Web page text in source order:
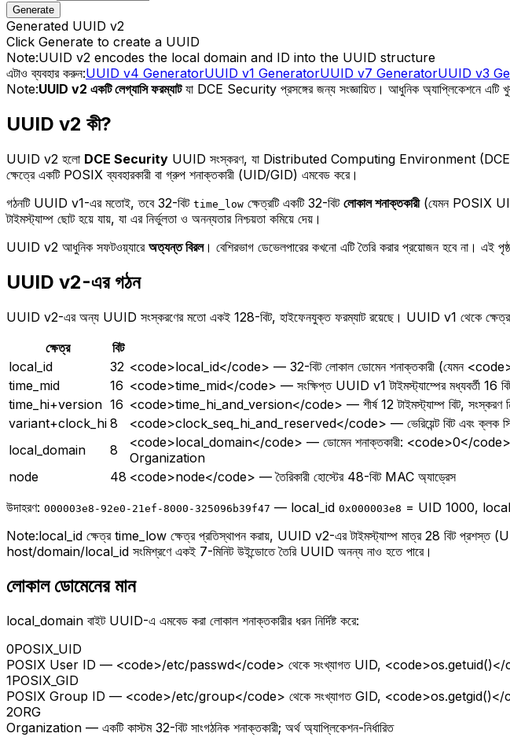
Generate
Generated UUID v2
Click Generate to create a UUID
Note:UUID v2 encodes the local domain and ID into the UUID structure
এটাও ব্যবহার করুন:UUID v4 GeneratorUUID v1 GeneratorUUID v7 GeneratorUUID v3
Note:UUID v2 একটি লেগ্যাসি ফরম্যাটযা DCE Security প্রসঙ্গের জন্য সংজ্ঞায়িত। আধুনিক অ্যাপ্লিকেশনে এটি
UUID v2 কী?
UUID v2 হলো DCE Security UUID সংস্করণ, যা Distributed Computing Environment (DCE)
ক্ষেত্রে একটি POSIX ব্যবহারকারী বা গ্রুপ শনাক্তকারী (UID/GID) এমবেড করে।
গঠনটি UUID v1-এর মতোই, তবে 32-বিট time_low ক্ষেত্রটি একটি 32-বিট লোকাল শনাক্তকারী(যেমন POSIX
টাইমস্ট্যাম্প ছোট হয়ে যায়, যা এর নির্ভুলতা ও অনন্যতার নিশ্চয়তা কমিয়ে দেয়।
UUID v2 আধুনিক সফটওয়্যারে অত্যন্ত বিরল। বেশিরভাগ ডেভেলপারের কখনো এটি তৈরি করার প্রয়োজন হবে না। এই
UUID v2-এর গঠন
UUID v2-এর অন্য UUID সংস্করণের মতো একই 128-বিট, হাইফেনযুক্ত ফরম্যাট রয়েছে। UUID v1 থেকে
ক্ষেত্র
বিট
local_id
32 <code>local_id</code> — 32-বিট লোকাল ডোমেন শনাক্তকারী (যেমন
time_mid
16 <code>time_mid</code> — সংক্ষিপ্ত UUID v1 টাইমস্ট্যাম্পের মধ্যবর্তী 16
time_hi+version 16 <code>time_hi_and_version</code> — শীর্ষ 12 টাইমস্ট্যাম্প বিট,
variant+clock_hi 8
<code>clock_seq_hi_and_reserved</code> — ভেরিয়েন্ট বিট এবং ক্লক
local_domain
8
<code>local_domain</code> — ডোমেন শনাক্তকারী: <code>0</
Organization
node
48 <code>node</code> — তৈরিকারী হোস্টের 48-বিট MAC অ্যাড্রেস
উদাহরণ: 000003e8-92e0-21ef-8000-325096b39f47 — local_id 0x000003e8 = UID 1000,
Note:local_id ক্ষেত্র time_low ক্ষেত্র প্রতিস্থাপন করায়, UUID v2-এর টাইমস্ট্যাম্প মাত্র 28 বিট প্রশস্ত
host/domain/local_id সংমিশ্রণে একই 7-মিনিট উইন্ডোতে তৈরি UUID অনন্য নাও হতে পারে।
লোকাল ডোমেনের মান
local_domain বাইট UUID-এ এমবেড করা লোকাল শনাক্তকারীর ধরন নির্দিষ্ট করে:
0POSIX_UID
POSIX User ID — <code>/etc/passwd</code> থেকে সংখ্যাগত UID, <code>os.getuid()</
1POSIX_GID
POSIX Group ID — <code>/etc/group</code> থেকে সংখ্যাগত GID, <code>os.getgid()</
2ORG
Organization — একটি কাস্টম 32-বিট সাংগঠনিক শনাক্তকারী; অর্থ অ্যাপ্লিকেশন-নির্ধারিত